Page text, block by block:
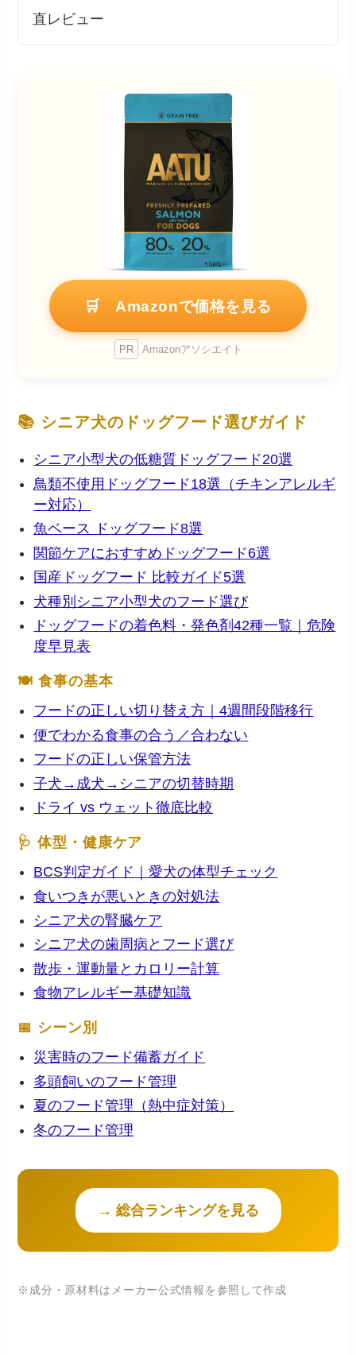
直レビュー
🛒 Amazonで価格を見る
PR Amazonアソシエイト
📚 シニア犬のドッグフード選びガイド
シニア小型犬の低糖質ドッグフード20選
鳥類不使用ドッグフード18選（チキンアレルギ
ー対応）
魚ベース ドッグフード8選
関節ケアにおすすめドッグフード6選
国産ドッグフード 比較ガイド5選
犬種別シニア小型犬のフード選び
ドッグフードの着色料・発色剤42種一覧｜危険
度早見表
🍽 食事の基本
フードの正しい切り替え方｜4週間段階移行
便でわかる食事の合う／合わない
フードの正しい保管方法
子犬→成犬→シニアの切替時期
ドライ vs ウェット徹底比較
🩺 体型・健康ケア
BCS判定ガイド｜愛犬の体型チェック
食いつきが悪いときの対処法
シニア犬の腎臓ケア
シニア犬の歯周病とフード選び
散歩・運動量とカロリー計算
食物アレルギー基礎知識
📅 シーン別
災害時のフード備蓄ガイド
多頭飼いのフード管理
夏のフード管理（熱中症対策）
冬のフード管理
→ 総合ランキングを見る
※成分・原材料はメーカー公式情報を参照して作成